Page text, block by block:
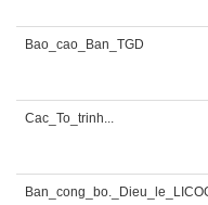
Bao_cao_Ban_TGD
Cac_To_trinh...